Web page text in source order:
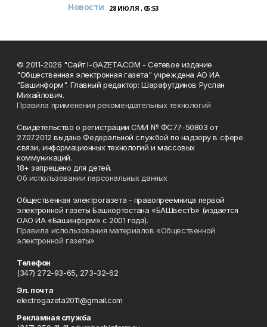
Новости 28 ИЮЛЯ , 05:53
© 2011-2026 "Сайт I-GAZETA.COM - Сетевое издание
"Общественная электронная газета" учреждена АО ИА
"Башинформ". Главный редактор: Шарафутдинов Руслан
Михайлович.
Правила применения рекомендательных технологий
Свидетельство о регистрации СМИ № ФС77-50803 от
27.07.2012 выдано Федеральной службой по надзору в сфере
связи, информационных технологий и массовых
коммуникаций.
18+ запрещено для детей.
Об использовании персональных данных
Общественная электрогазета - правопреемница первой
электронной газеты Башкортостана «БАШвестЪ» (издается
ОАО ИА «Башинформ» с 2001 года).
Правила использования материалов «Общественной
электронной газеты»
Телефон
(347) 272-93-65, 273-32-62
Эл. почта
electrogazeta2011@gmail.com
Рекламная служба